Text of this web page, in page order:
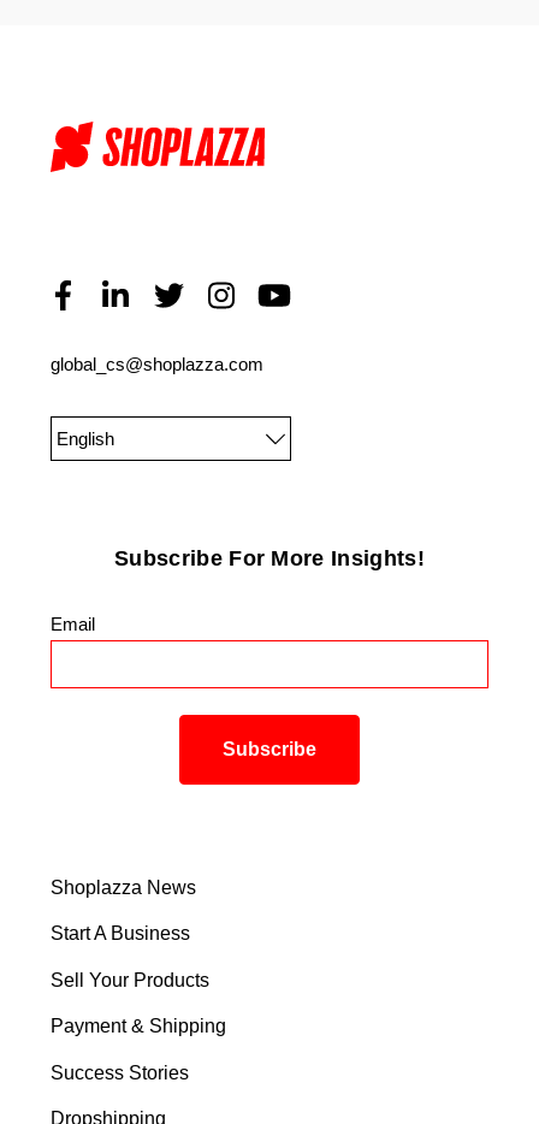
global_cs@shoplazza.com
English
Subscribe For More Insights!
Email
Shoplazza News
Start A Business
Sell Your Products
Payment & Shipping
Success Stories
Dropshipping